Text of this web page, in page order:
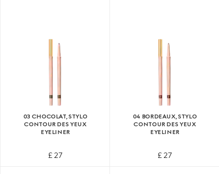
03 CHOCOLAT, STYLO
CONTOUR DES YEUX
EYELINER
£ 27
04 BORDEAUX, STYLO
CONTOUR DES YEUX
EYELINER
£ 27